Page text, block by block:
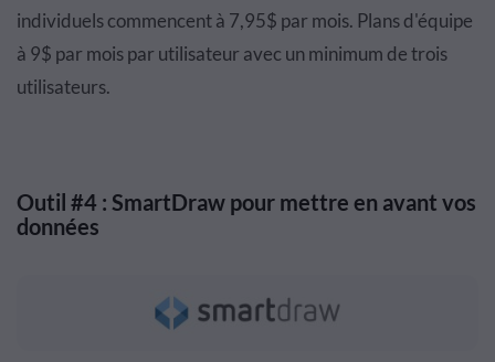
individuels commencent à 7,95$ par mois. Plans d'équipe
à 9$ par mois par utilisateur avec un minimum de trois
utilisateurs.
Outil #4 : SmartDraw pour mettre en avant vos
données